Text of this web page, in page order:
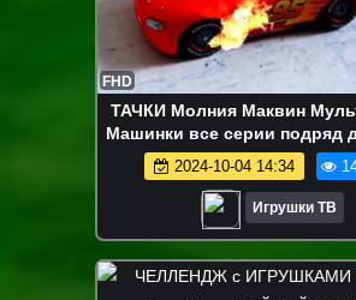
FHD
ТАЧКИ Молния Маквин
Машинки все серии подряд
Сборник Disney Cars
2024-10-04 14:34
Игрушки ТВ